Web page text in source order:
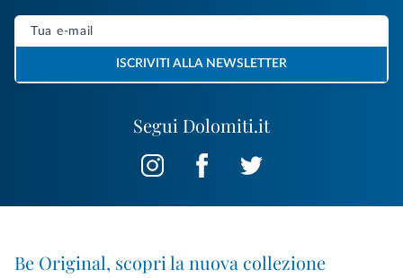
Segui Dolomiti.it
ISCRIVITI ALLA NEWSLETTER
Be Original, scopri la nuova collezione